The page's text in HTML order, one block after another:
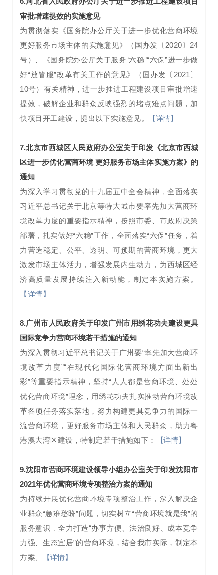
审批增速提效的实施意见
为贯彻落实《国务院办公厅关于进一步优化营商环境
更好服务市场主体的实施意见》（国办发〔2020〕24
号）、《国务院办公厅关于服务“六稳”“六保”进一步做
好“放管服”改革有关工作的意见》（国办发〔2021〕
10号）有关精神，进一步推进工程建设项目审批增速
提效，破解企业和群众反映强烈的堵点难点问题，加
快项目开工建设，提出以下实施意见。
【详情】
7.北京市西城区人民政府办公室关于印发《北京市西城
区进一步优化营商环境 更好服务市场主体实施方案》的
通知
为深入学习贯彻党的十九届五中全会精神，全面落实
习近平总书记关于北京等特大城市要率先加大营商环
境改革力度的重要指示精神，按照市委、市政府决策
部署，扎实做好“六稳”工作，全面落实“六保”任务，着
力营造稳定、公平、透明、可预期的营商环境，更大
激发市场主体活力，增强发展内生动力，为西城区经
济高质量发展持续注入新动能，制定本实施方案。
【详情】
8.广州市人民政府关于印发广州市用绣花功夫建设更具
国际竞争力营商环境若干措施的通知
为深入贯彻习近平总书记关于广州要“率先加大营商环
境改革力度”“在现代化国际化营商环境方面出新出
彩”等重要指示精神，坚持“人人都是营商环境、处处
优化营商环境”理念，用绣花功夫扎实推动营商环境改
革各项任务落实落地，努力构建更具竞争力的国际一
流营商环境，更好服务市场主体和人民群众，助力粤
港澳大湾区建设，特制定若干措施如下：
【详情】
9.沈阳市营商环境建设领导小组办公室关于印发沈阳市
2021年优化营商环境专项整治方案的通知
为持续开展优化营商环境专项整治工作，深入解决企
业群众“急难愁盼”问题，切实树立“营商环境就是我”的
服务意识，全力打造“办事方便、法治良好、成本竞争
力强、生态宜居”的营商环境，结合我市实际，制定本
方案。
【详情】